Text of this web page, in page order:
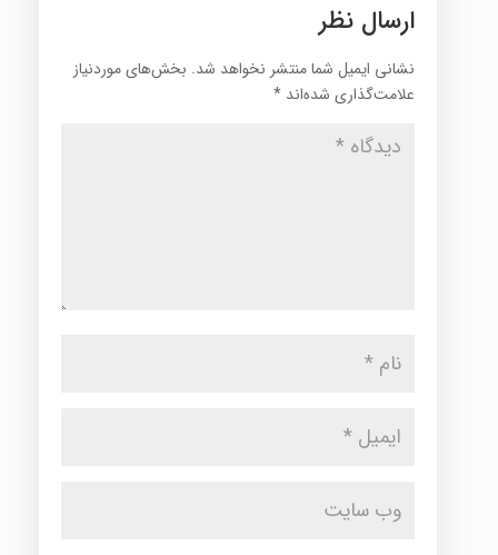
ارسال نظر
نشانی ایمیل شما منتشر نخواهد شد. بخش‌های موردنیاز
علامت‌گذاری شده‌اند *